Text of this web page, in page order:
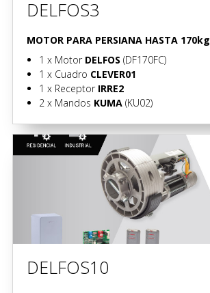
DELFOS3
MOTOR PARA PERSIANA HASTA 170kg
1 x Motor DELFOS (DF170FC)
1 x Cuadro CLEVER01
1 x Receptor IRRE2
2 x Mandos KUMA (KU02)
DELFOS10